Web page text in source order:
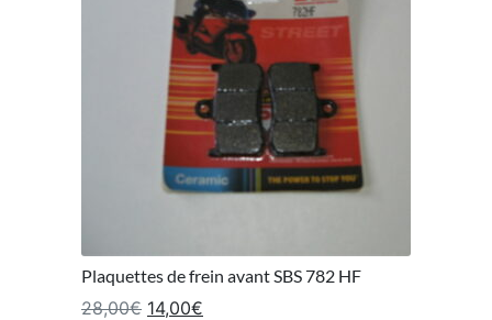
Plaquettes de frein avant SBS 782 HF
28,00€ Le prix initial était : 28,00€.
14,00€